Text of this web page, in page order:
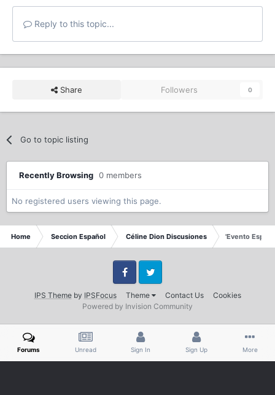
Reply to this topic...
Share Followers 0
Go to topic listing
Recently Browsing 0 members
No registered users viewing this page.
Home Seccion Español Céline Dion Discusiones 'Evento
IPS Themeby IPSFocus Theme Contact Us Cookies
FacebookTwitter
Powered by Invision Community
Forums Unread Sign In Sign Up More